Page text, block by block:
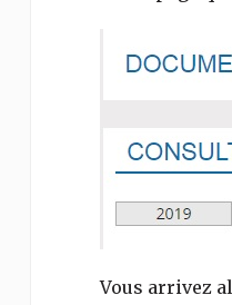
Vous arrivez